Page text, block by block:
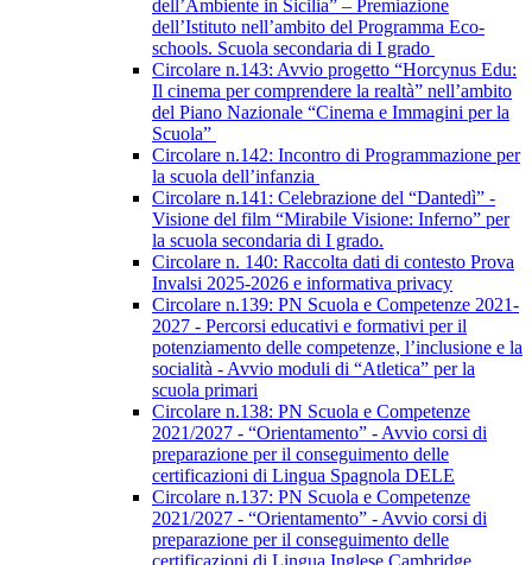
dell’Ambiente in Sicilia” – Premiazione
dell’Istituto nell’ambito del Programma Eco-
schools. Scuola secondaria di I grado
Circolare n.143: Avvio progetto “Horcynus Edu:
Il cinema per comprendere la realtà” nell’ambito
del Piano Nazionale “Cinema e Immagini per la
Scuola”
Circolare n.142: Incontro di Programmazione per
la scuola dell’infanzia
Circolare n.141: Celebrazione del “Dantedì” -
Visione del film “Mirabile Visione: Inferno” per
la scuola secondaria di I grado.
Circolare n. 140: Raccolta dati di contesto Prova
Invalsi 2025-2026 e informativa privacy
Circolare n.139: PN Scuola e Competenze 2021-
2027 - Percorsi educativi e formativi per il
potenziamento delle competenze, l’inclusione e la
socialità - Avvio moduli di “Atletica” per la
scuola primari
Circolare n.138: PN Scuola e Competenze
2021/2027 - “Orientamento” - Avvio corsi di
preparazione per il conseguimento delle
certificazioni di Lingua Spagnola DELE
Circolare n.137: PN Scuola e Competenze
2021/2027 - “Orientamento” - Avvio corsi di
preparazione per il conseguimento delle